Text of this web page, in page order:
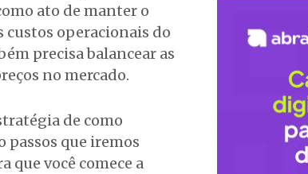
ato de manter o
custos operacionais do
precisa balancear as
no mercado.
de como
passos que iremos
que você comece a